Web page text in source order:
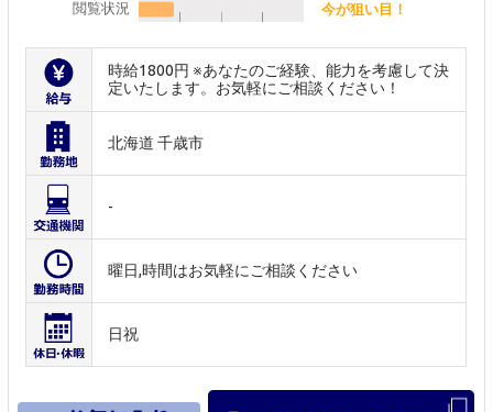
閲覧状況 今が狙い目！
時給1800円 ※あなたのご経験、能力を考慮して決
定いたします。お気軽にご相談ください！
北海道 千歳市
-
曜日,時間はお気軽にご相談ください
日祝